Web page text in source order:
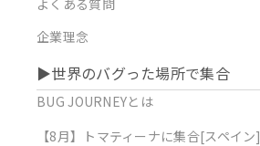
企業理念
▶︎世界のバグった場所で集合
BUG JOURNEYとは
【8月】トマティーナに集合[スペイン]